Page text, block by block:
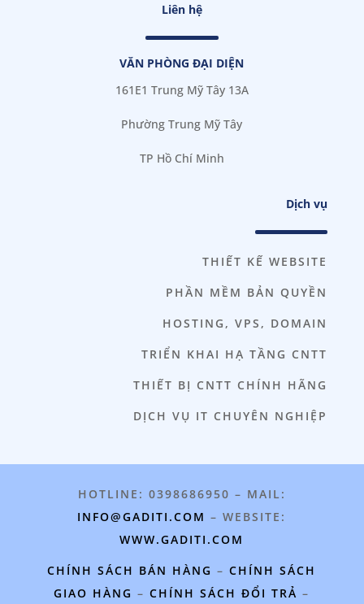
Liên hệ
VĂN PHÒNG ĐẠI DIỆN
161E1 Trung Mỹ Tây 13A
Phường Trung Mỹ Tây
TP Hồ Chí Minh
Dịch vụ
THIẾT KẾ WEBSITE
PHẦN MỀM BẢN QUYỀN
HOSTING, VPS, DOMAIN
TRIỂN KHAI HẠ TẦNG CNTT
THIẾT BỊ CNTT CHÍNH HÃNG
DỊCH VỤ IT CHUYÊN NGHIỆP
HOTLINE: 0398686950 – MAIL:
INFO@GADITI.COM – WEBSITE:
WWW.GADITI.COM
CHÍNH SÁCH BÁN HÀNG –CHÍNH SÁCH
GIAO HÀNG –CHÍNH SÁCH ĐỔI TRẢ –